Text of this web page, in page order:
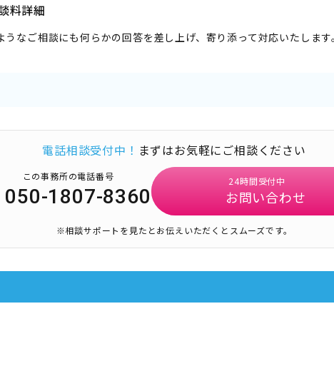
料詳細
うなご相談にも何らかの回答を差し上げ、寄り添って対応いたします
電話相談受付中！ まずはお気軽にご相談ください
この事務所の電話番号
050-1807-8360
24時間受付中
お問い合わせ
※相談サポートを見たとお伝えいただくとスムーズです。